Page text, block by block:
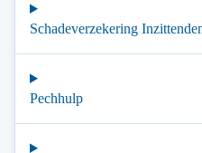
Schadeverzekering
Pechhulp